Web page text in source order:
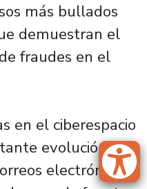
más bullados
demuestran el
fraudes en el
en el ciberespacio
evolución.
electrónicos